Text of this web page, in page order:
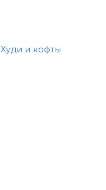
Худи и кофты